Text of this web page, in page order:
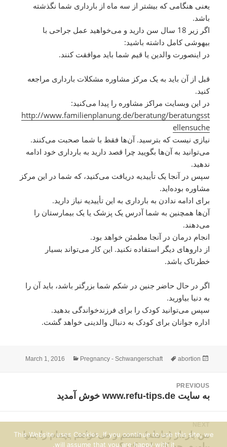
یعنی هنگامی که بیشتر از سه ماه از بارداری شما نگذشته
باشد.
اگر زیر 18 سال سن دارید و می‌خواهید عمل جراحی با
بیهوشی کامل داشته باشید:
در اینصورت والدین یا قیم شما باید موافقت کنند.
قبل از آن باید به یک مرکز مشاوره مشکلات بارداری مراجعه
کنید.
در این وبسایت مراکز مشاوره را پیدا می‌کنید:
http://www.familienplanung.de/beratung/beratungsst
ellensuche
نیازی نیست که بترسید. آن‌ها فقط با شما صحبت می‌کنند.
می‌توانید به آن‌ها بگویید چرا قصد دارید به بارداری خود ادامه
ندهید.
سپس در آنجا یک تأییدیه‌ دریافت می‌کنید، که شما در این مرکز
مشاوره بوده‌اید.
برای ادامه ندادن به بارداری به این تأییدیه نیاز دارید.
آن‌ها همچنین به شما آدرس یک پزشک یا یک بیمارستان را
می‌دهند.
انجام درمان در آنجا مطمئن خواهد بود.
از داروهای دیگر استفاده نکنید. این کار می‌تواند بسیار
خطرناک باشد.
اگر در حال حاضر جنین در شکم شما بزرگتر باشد، باید آن را
به دنیا بیاورید.
سپس می‌توانید کودک را برای فرزندخواندگی بدهید.
اداره جوانان برای کودک به دنبال والدینی خواهد گشت.
Posted
March 1, 2016Categories Pregnancy - Schwangerschaft Tags abortion
navigation
PREVIOUS
Previous
به سایت www.refu-tips.de خوش آمدید
Next
من باردار (حامله) هستم و می‌خواهم بچه‌ام را بدنیا
This Website uses Cookies. If you continue to use this site, we
will assume that you are happy with it.